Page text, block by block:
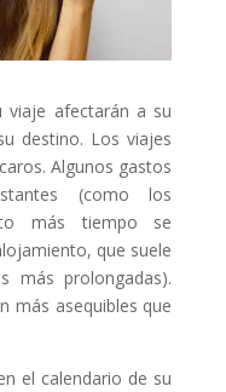
viaje afectarán a su
destino. Los viajes
Algunos gastos
(como los
más tiempo se
que suele
más prolongadas).
más asequibles que
el calendario de su